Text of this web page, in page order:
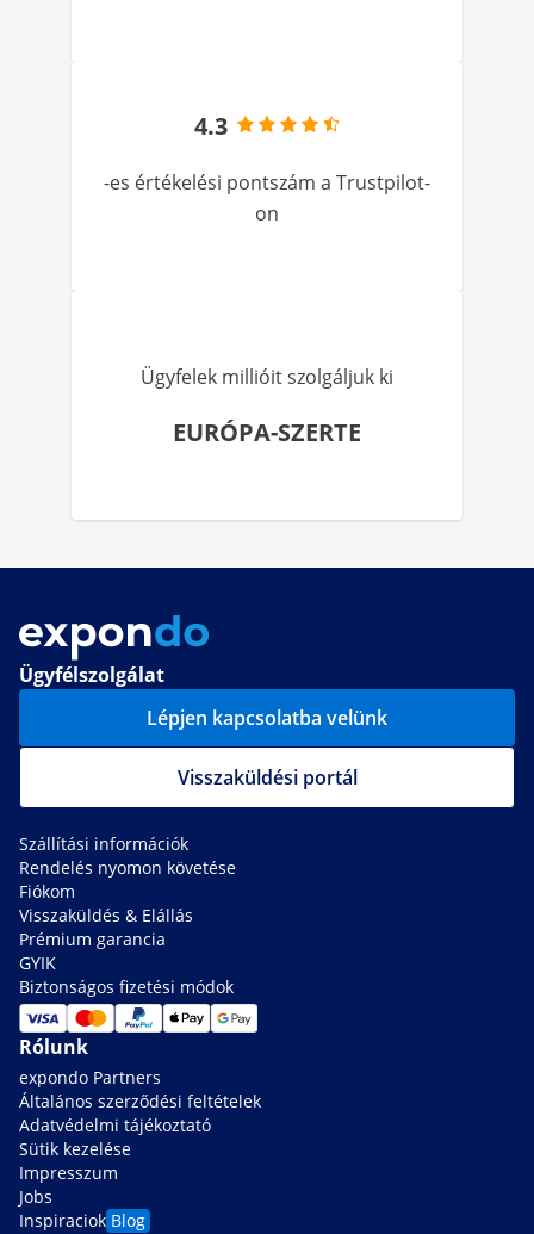
4.3
-es értékelési pontszám a Trustpilot-
on
Ügyfelek millióit szolgáljuk ki
EURÓPA-SZERTE
Ügyfélszolgálat
Lépjen kapcsolatba velünk
Visszaküldési portál
Szállítási információk
Rendelés nyomon követése
Fiókom
Visszaküldés & Elállás
Prémium garancia
GYIK
Biztonságos fizetési módok
Rólunk
expondo Partners
Általános szerződési feltételek
Adatvédelmi tájékoztató
Sütik kezelése
Impresszum
Jobs
Inspiraciok Blog